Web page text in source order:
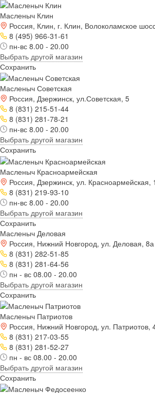
Масленыч Клин
Россия, Клин, г. Клин, Волоколамское
8 (495) 966-31-61
пн-вс 8.00 - 20.00
Выбрать другой магазин
Сохранить
Масленыч Советская
Россия, Дзержинск, ул.Советская, 5
8 (831) 215-51-44
8 (831) 281-78-21
пн-вс 8.00 - 20.00
Выбрать другой магазин
Сохранить
Масленыч Красноармейская
Россия, Дзержинск, ул. Красноармейская,
8 (831) 219-93-10
пн-вс 8.00 - 20.00
Выбрать другой магазин
Сохранить
Масленыч Деловая
Россия, Нижний Новгород, ул. Деловая, 8а
8 (831) 282-51-85
8 (831) 281-64-56
пн - вс 08.00 - 20.00
Выбрать другой магазин
Сохранить
Масленыч Патриотов
Россия, Нижний Новгород, ул. Патриотов,
8 (831) 217-03-55
8 (831) 281-52-27
пн - вс 08.00 - 20.00
Выбрать другой магазин
Сохранить